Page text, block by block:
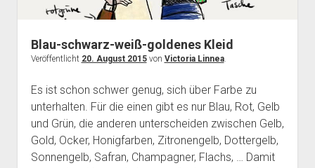
Blau-schwarz-weiß-goldenes Kleid
Veröffentlicht 20. August 2015von Victoria Linnea.
Es ist schon schwer genug, sich über Farbe zu
unterhalten. Für die einen gibt es nur Blau, Rot, Gelb
und Grün, die anderen unterscheiden zwischen Gelb,
Gold, Ocker, Honigfarben, Zitronengelb, Dottergelb,
Sonnengelb, Safran, Champagner, Flachs, … Damit